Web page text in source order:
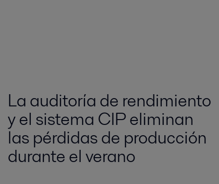
La auditoría de rendimiento
y el sistema CIP eliminan
las pérdidas de producción
durante el verano